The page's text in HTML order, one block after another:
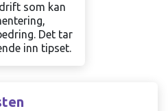
som kan
Det tar
inn tipset.